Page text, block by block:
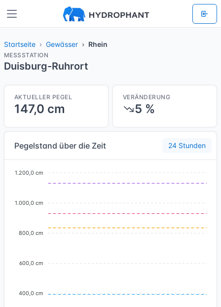
Startseite Gewässer Rhein
MESSSTATION
Duisburg-Ruhrort
AKTUELLER PEGEL
147,0 cm
VERÄNDERUNG
5 %
Pegelstand über die Zeit 24 Stunden
1.200,0 cm
1.000,0 cm
800,0 cm
600,0 cm
400,0 cm